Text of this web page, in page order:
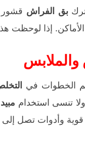
بق الفراش قشور
إذا لوحظت
الخطوات في
تنسى استخدام
وأدوات تصل إلى